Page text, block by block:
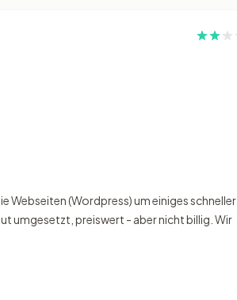
Webseiten (Wordpress) um einiges schneller
umgesetzt, preiswert - aber nicht billig. Wir